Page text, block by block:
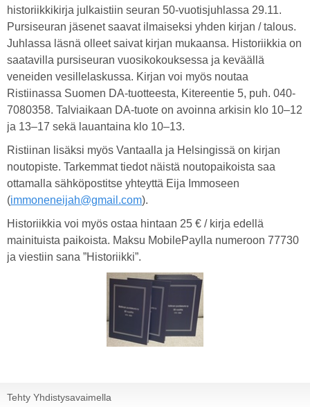
historiikkikirja julkaistiin seuran 50-vuotisjuhlassa 29.11.
Pursiseuran jäsenet saavat ilmaiseksi yhden kirjan / talous.
Juhlassa läsnä olleet saivat kirjan mukaansa. Historiikkia on
saatavilla pursiseuran vuosikokouksessa ja keväällä
veneiden vesillelaskussa. Kirjan voi myös noutaa
Ristiinassa Suomen DA-tuotteesta, Kitereentie 5, puh. 040-
7080358. Talviaikaan DA-tuote on avoinna arkisin klo 10–12
ja 13–17 sekä lauantaina klo 10–13.
Ristiinan lisäksi myös Vantaalla ja Helsingissä on kirjan
noutopiste. Tarkemmat tiedot näistä noutopaikoista saa
ottamalla sähköpostitse yhteyttä Eija Immoseen
(immoneneijah@gmail.com).
Historiikkia voi myös ostaa hintaan 25 € / kirja edellä
mainituista paikoista. Maksu MobilePaylla numeroon 77730
ja viestiin sana ”Historiikki”.
Tehty Yhdistysavaimella